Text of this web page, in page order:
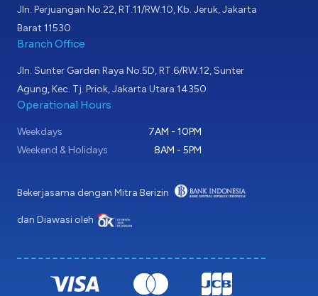
Jln. Perjuangan No.22, RT.11/RW.10, Kb. Jeruk, Jakarta
Barat 11530
Branch Office
Jln. Sunter Garden Raya No.5D, RT.6/RW.12, Sunter
Agung, Kec. Tj. Priok, Jakarta Utara 14350
Operational Hours
Weekdays
7AM - 10PM
Weekend & Holidays
8AM - 5PM
Bekerjasama dengan Mitra Berizin
dan Diawasi oleh